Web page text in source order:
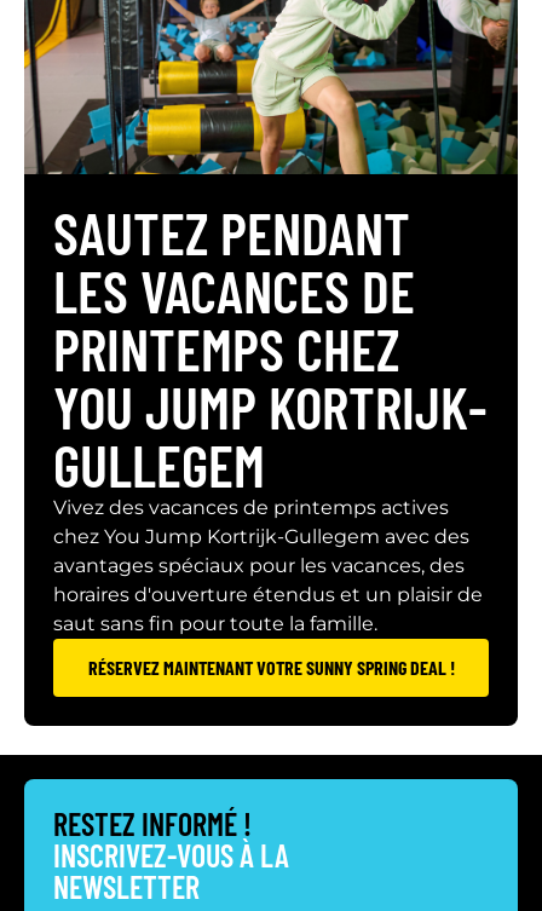
SAUTEZ PENDANT
LES VACANCES DE
PRINTEMPS CHEZ
YOU JUMP KORTRIJK-
GULLEGEM
Vivez des vacances de printemps actives
chez You Jump Kortrijk-Gullegem avec des
avantages spéciaux pour les vacances, des
horaires d'ouverture étendus et un plaisir de
saut sans fin pour toute la famille.
RÉSERVEZ MAINTENANT VOTRE SUNNY SPRING DEAL !
RESTEZ INFORMÉ !
INSCRIVEZ-VOUS À LA
NEWSLETTER